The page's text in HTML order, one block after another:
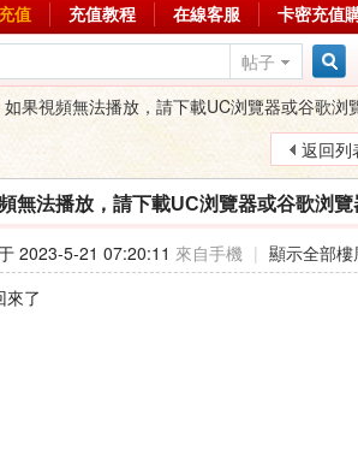
值 充值教程 在線客服 卡密充值
帖子
搜
索
如果視頻無法播放，請下載UC浏覽器或谷歌浏
返回列
無法播放，請下載UC浏覽器或谷歌浏覽
2023-5-21 07:20:11 來自手機 | 顯示全部樓
來了